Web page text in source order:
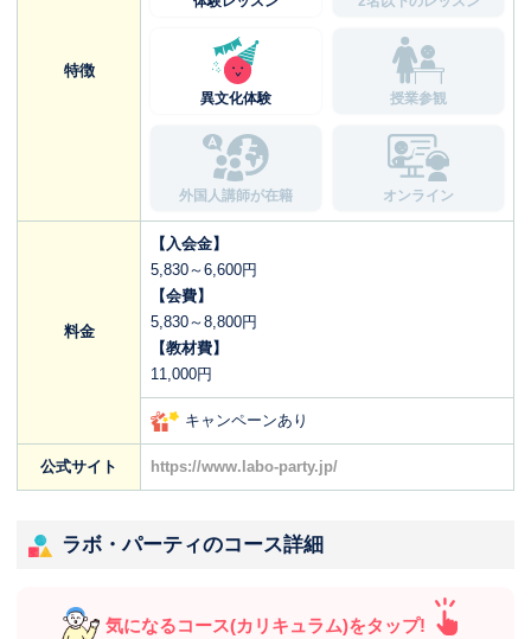
特徴
異文化体験 授業参観
外国人講師が在籍 オンライン
料金
【入会金】
5,830～6,600円
【会費】
5,830～8,800円
【教材費】
11,000円
キャンペーンあり
公式サイト https://www.labo-party.jp/
ラボ・パーティのコース詳細
気になるコース(カリキュラム)をタップ!